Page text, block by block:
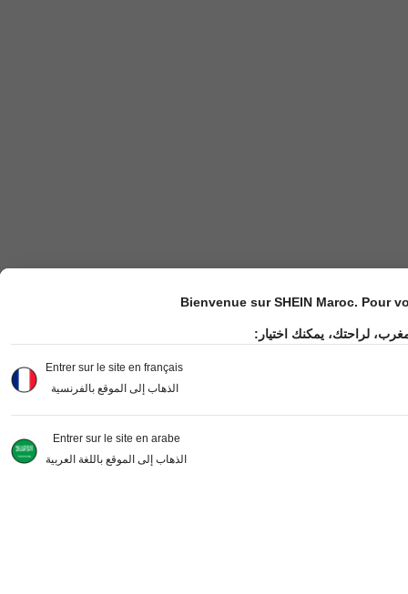
Bienvenue sur SHEIN Maroc. Pour
لراحتك، يمكنك اختيار:
Entrer sur le site en français
الذهاب إلى الموقع بالفرنسية
Entrer sur le site en arabe
الذهاب إلى الموقع باللغة العربية